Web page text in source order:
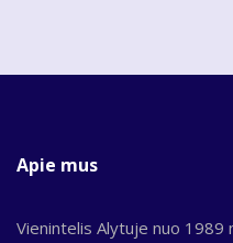
Apie mus
Vienintelis Alytuje nuo 1989